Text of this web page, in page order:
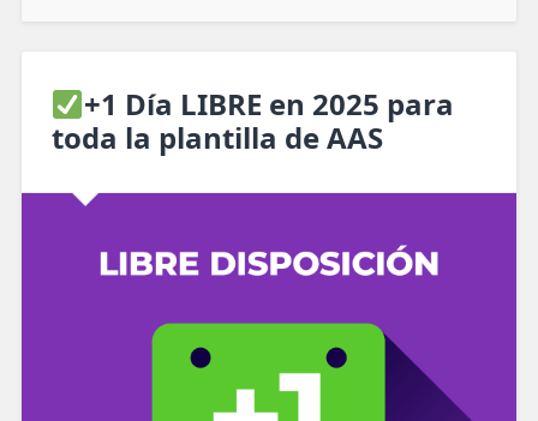
+1 Día LIBRE en 2025 para
toda la plantilla de AAS